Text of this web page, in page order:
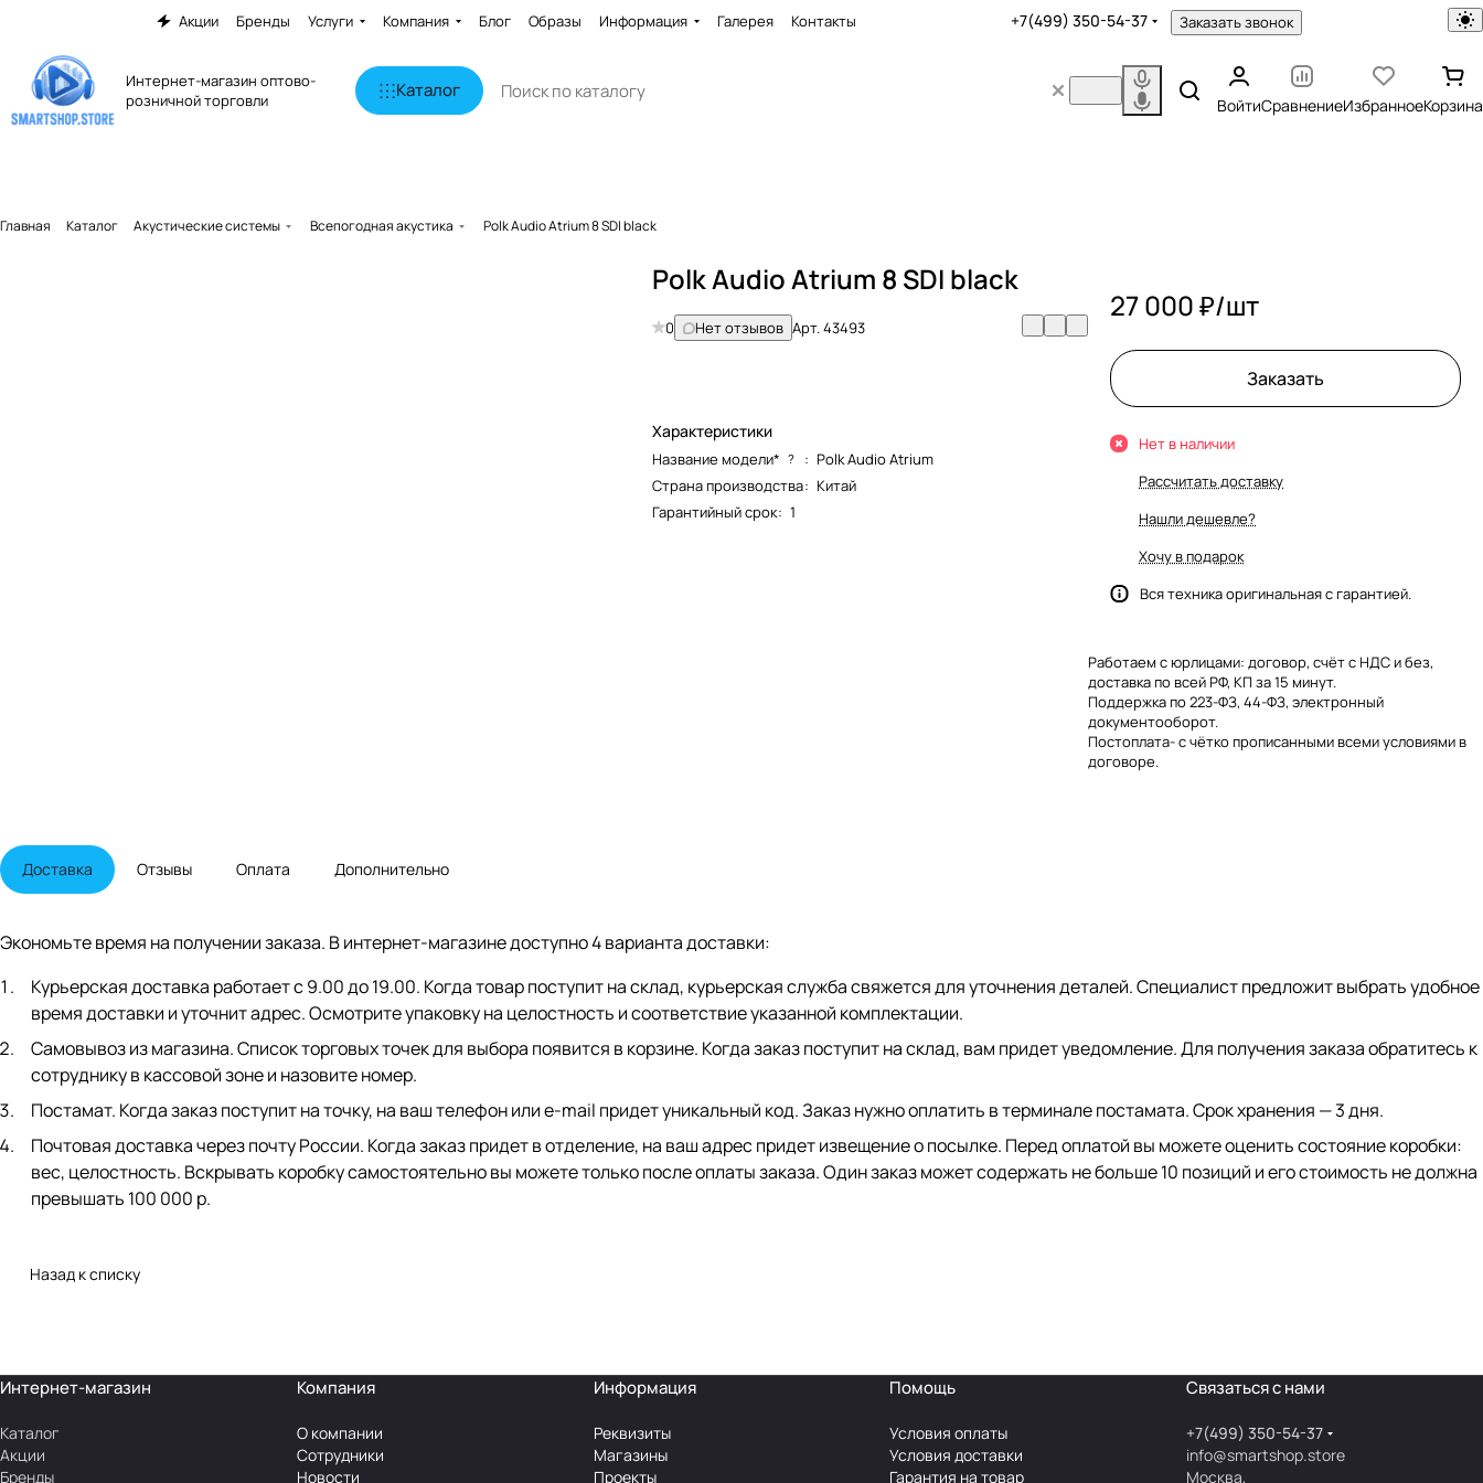
Акции Бренды Услуги Компания Блог Образы Информация Галерея Контакты +7(499) 350-54-37 Заказать звонок
Интернет-магазин оптово-
розничной торговли
Каталог
ВойтиСравнениеИзбранноеКорзина
Главная Каталог Акустические системы Всепогодная акустика Polk Audio Atrium 8 SDI black
Polk Audio Atrium 8 SDI black
0 Нет отзывов Арт.43493
Характеристики
Название модели* ? : Polk Audio Atrium
Страна производства: Китай
Гарантийный срок: 1
27 000 ₽/шт
Заказать
Нет в наличии
Рассчитать доставку
Нашли дешевле?
Хочу в подарок
Вся техника оригинальная с гарантией.
Работаем с юрлицами: договор, счёт с НДС и без,
доставка по всей РФ, КП за 15 минут.
Поддержка по 223-ФЗ, 44-ФЗ, электронный
документооборот.
Постоплата- с чётко прописанными всеми условиями в
договоре.
Доставка Отзывы Оплата Дополнительно
Экономьте время на получении заказа. В интернет-магазине доступно 4 варианта доставки:
Курьерская доставка работает с 9.00 до 19.00. Когда товар поступит на склад, курьерская служба свяжется для уточнения деталей. Специалист предложит выбрать удобное
время доставки и уточнит адрес. Осмотрите упаковку на целостность и соответствие указанной комплектации.
Самовывоз из магазина. Список торговых точек для выбора появится в корзине. Когда заказ поступит на склад, вам придет уведомление. Для получения заказа обратитесь к
сотруднику в кассовой зоне и назовите номер.
Постамат. Когда заказ поступит на точку, на ваш телефон или e-mail придет уникальный код. Заказ нужно оплатить в терминале постамата. Срок хранения — 3 дня.
Почтовая доставка через почту России. Когда заказ придет в отделение, на ваш адрес придет извещение о посылке. Перед оплатой вы можете оценить состояние коробки:
вес, целостность. Вскрывать коробку самостоятельно вы можете только после оплаты заказа. Один заказ может содержать не больше 10 позиций и его стоимость не должна
превышать 100 000 р.
Назад к списку
Интернет-магазин
Каталог
Акции
Бренды
Компания
О компании
Сотрудники
Новости
Информация
Реквизиты
Магазины
Проекты
Помощь
Условия оплаты
Условия доставки
Гарантия на товар
Связаться с нами
+7(499) 350-54-37
info@smartshop.store
Москва,